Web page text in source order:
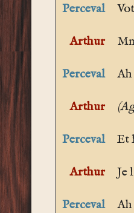
Perceval
Arthur
Perceval Ah
Arthur
Perceval Et
Arthur Je
Perceval Ah